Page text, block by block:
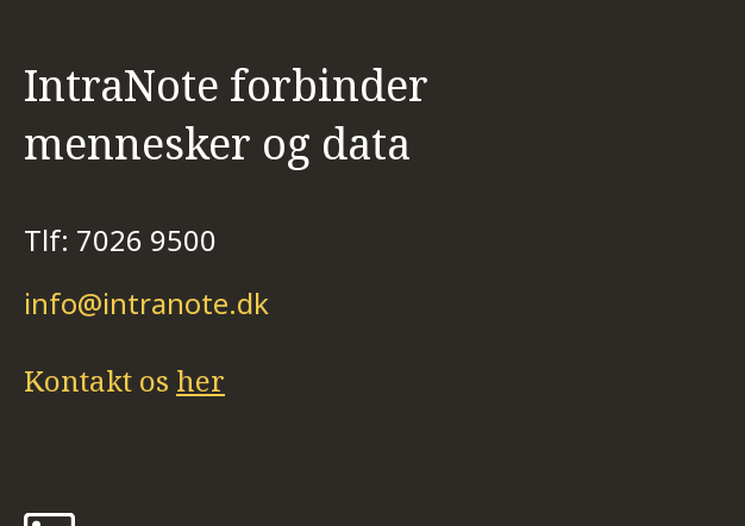
IntraNote forbinder
mennesker og data
Tlf: 7026 9500
info@intranote.dk
Kontakt os her